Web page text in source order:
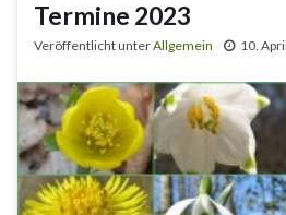
Termine 2023
Veröffentlicht unterAllgemein 10.